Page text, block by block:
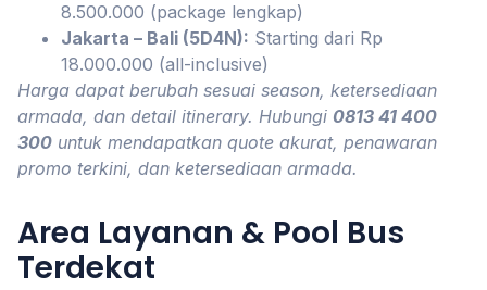
8.500.000 (package lengkap)
Jakarta – Bali (5D4N): Starting dari Rp
18.000.000 (all-inclusive)
Harga dapat berubah sesuai season, ketersediaan
armada, dan detail itinerary. Hubungi 0813 41 400
300 untuk mendapatkan quote akurat, penawaran
promo terkini, dan ketersediaan armada.
Area Layanan & Pool Bus
Terdekat